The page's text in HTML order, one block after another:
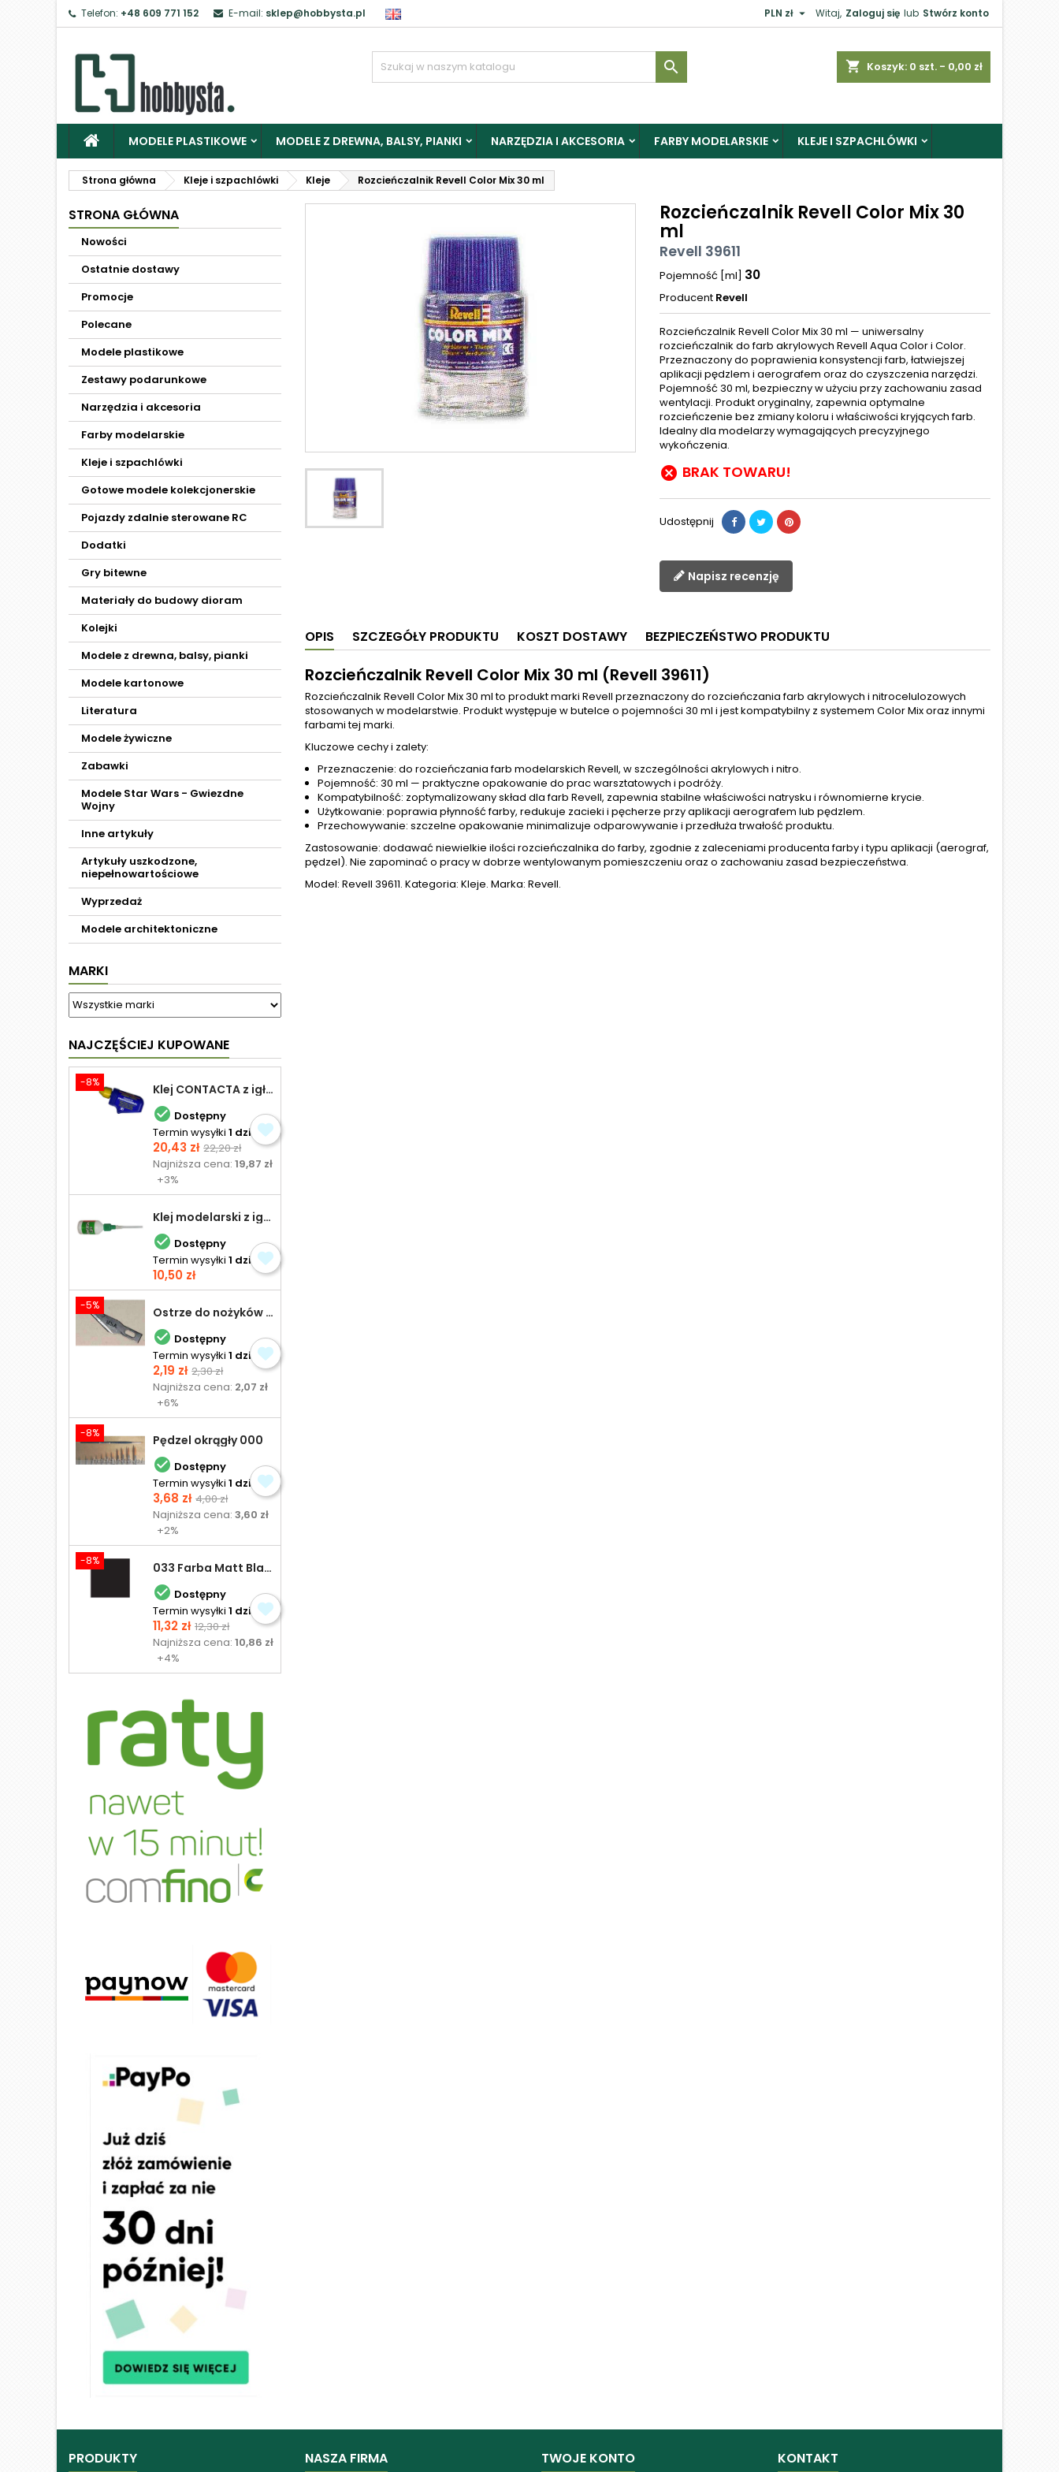
Telefon: +48 609 771 152 E-mail: sklep@hobbysta.pl Witaj, Zaloguj się lub Stwórz konto
PLN zł 
shopping_cart Koszyk: 0 szt. - 0,00 zł

MODELE PLASTIKOWE MODELE Z DREWNA, BALSY, PIANKI NARZĘDZIA I AKCESORIA FARBY MODELARSKIE KLEJE I SZPACHLÓWKI
Strona główna Kleje i szpachlówki Kleje Rozcieńczalnik Revell Color Mix 30 ml
STRONA GŁÓWNA
Nowości
Ostatnie dostawy
Promocje
Polecane
Modele plastikowe
Zestawy podarunkowe
Narzędzia i akcesoria
Farby modelarskie
Kleje i szpachlówki
Gotowe modele kolekcjonerskie
Pojazdy zdalnie sterowane RC
Dodatki
Gry bitewne
Materiały do budowy dioram
Kolejki
Modele z drewna, balsy, pianki
Modele kartonowe
Literatura
Modele żywiczne
Zabawki
Modele Star Wars - Gwiezdne
Wojny
Inne artykuły
Artykuły uszkodzone,
niepełnowartościowe
Wyprzedaż
Modele architektoniczne
MARKI
NAJCZĘŚCIEJ KUPOWANE
-8% Klej CONTACTA z igłą do plastiku 25,0 g
 Dostępny
Termin wysyłki 1 dzień
Cena
20,43 zł Cena
podstawowa
22,20 zł
Najniższa cena:19,87 zł
+3%
Klej modelarski z igłą 30 ml
 Dostępny
Termin wysyłki 1 dzień
Cena
10,50 zł
-5% Ostrze do nożyków Excel
 Dostępny
Termin wysyłki 1 dzień
Cena
2,19 zł Cena
podstawowa
2,30 zł
Najniższa cena: 2,07 zł
+6%
-8% Pędzel okrągły 000
 Dostępny
Termin wysyłki 1 dzień
Cena
3,68 zł Cena
podstawowa
4,00 zł
Najniższa cena:3,60 zł
+2%
-8% 033 Farba Matt Black - olejna
 Dostępny
Termin wysyłki 1 dzień
Cena
11,32 zł Cena
podstawowa
12,30 zł
Najniższa cena:10,86 zł
+4%
Rozcieńczalnik Revell Color Mix 30
ml
Revell 39611
Pojemność [ml] 30
Producent Revell
Rozcieńczalnik Revell Color Mix 30 ml — uniwersalny
rozcieńczalnik do farb akrylowych Revell Aqua Color i Color.
Przeznaczony do poprawienia konsystencji farb, łatwiejszej
aplikacji pędzlem i aerografem oraz do czyszczenia narzędzi.
Pojemność 30 ml, bezpieczny w użyciu przy zachowaniu zasad
wentylacji. Produkt oryginalny, zapewnia optymalne
rozcieńczenie bez zmiany koloru i właściwości kryjących farb.
Idealny dla modelarzy wymagających precyzyjnego
wykończenia.
 BRAK TOWARU!
Udostępnij
Napisz recenzję
OPIS SZCZEGÓŁY PRODUKTU KOSZT DOSTAWY BEZPIECZEŃSTWO PRODUKTU
Rozcieńczalnik Revell Color Mix 30 ml (Revell 39611)
Rozcieńczalnik Revell Color Mix 30 ml to produkt marki Revell przeznaczony do rozcieńczania farb akrylowych i nitrocelulozowych
stosowanych w modelarstwie. Produkt występuje w butelce o pojemności 30 ml i jest kompatybilny z systemem Color Mix oraz innymi
farbami tej marki.
Kluczowe cechy i zalety:
Przeznaczenie: do rozcieńczania farb modelarskich Revell, w szczególności akrylowych i nitro.
Pojemność: 30 ml — praktyczne opakowanie do prac warsztatowych i podróży.
Kompatybilność: zoptymalizowany skład dla farb Revell, zapewnia stabilne właściwości natrysku i równomierne krycie.
Użytkowanie: poprawia płynność farby, redukuje zacieki i pęcherze przy aplikacji aerografem lub pędzlem.
Przechowywanie: szczelne opakowanie minimalizuje odparowywanie i przedłuża trwałość produktu.
Zastosowanie: dodawać niewielkie ilości rozcieńczalnika do farby, zgodnie z zaleceniami producenta farby i typu aplikacji (aerograf,
pędzel). Nie zapominać o pracy w dobrze wentylowanym pomieszczeniu oraz o zachowaniu zasad bezpieczeństwa.
Model: Revell 39611. Kategoria: Kleje. Marka: Revell.
PRODUKTY NASZA FIRMA TWOJE KONTO KONTAKT